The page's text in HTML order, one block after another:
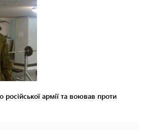
російської армії та воював проти